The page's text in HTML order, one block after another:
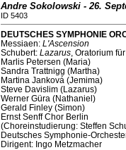
Andre Sokolowski - 26.
ID 5403
DEUTSCHES SYMPHONIE
Messiaen: L'Ascension
Schubert: Lazarus, Oratorium
Marlis Petersen (Maria)
Sandra Trattnigg (Martha)
Martina Janková (Jemima)
Steve Davislim (Lazarus)
Werner Güra (Nathaniel)
Gerald Finley (Simon)
Ernst Senff Chor Berlin
(Choreinstudierung: Steffen
Deutsches Symphonie-
Dirigent: Ingo Metzmacher